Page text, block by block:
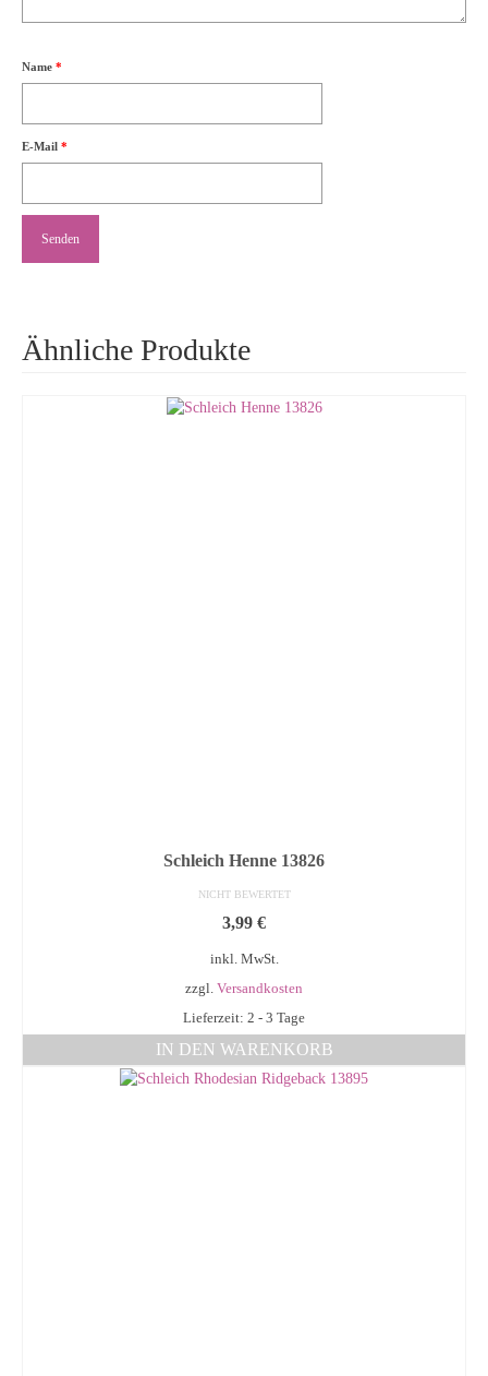
Name *
E-Mail *
Ähnliche Produkte
Schleich Henne 13826
NICHT BEWERTET
3,99 €
inkl. MwSt.
zzgl. Versandkosten
Lieferzeit: 2 - 3 Tage
IN DEN WARENKORB